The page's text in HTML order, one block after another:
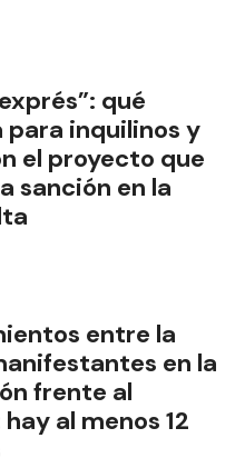
qué
inquilinos y
el proyecto que
sanción en la
entre la
en la
frente al
al menos 12